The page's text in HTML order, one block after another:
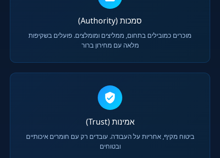
סמכות (Authority)
מוכרים כמובילים בתחום, ממליצים ומומלצים. פועלים בשקיפות
מלאה עם מחירון ברור
אמינות (Trust)
ביטוח מקיף, אחריות על העבודה. עובדים רק עם חומרים איכותיים
ובטוחים